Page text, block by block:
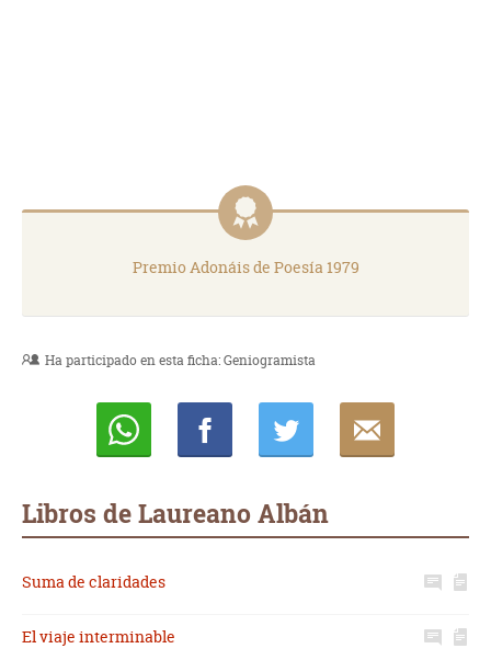
Premio Adonáis de Poesía 1979
Ha participado en esta ficha:Geniogramista
Libros de Laureano Albán
Suma de claridades
El viaje interminable